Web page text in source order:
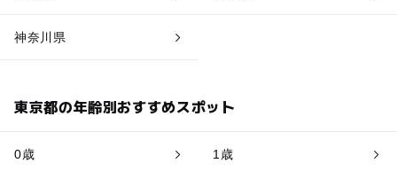
神奈川県
東京都の年齢別おすすめスポット
0歳 1歳